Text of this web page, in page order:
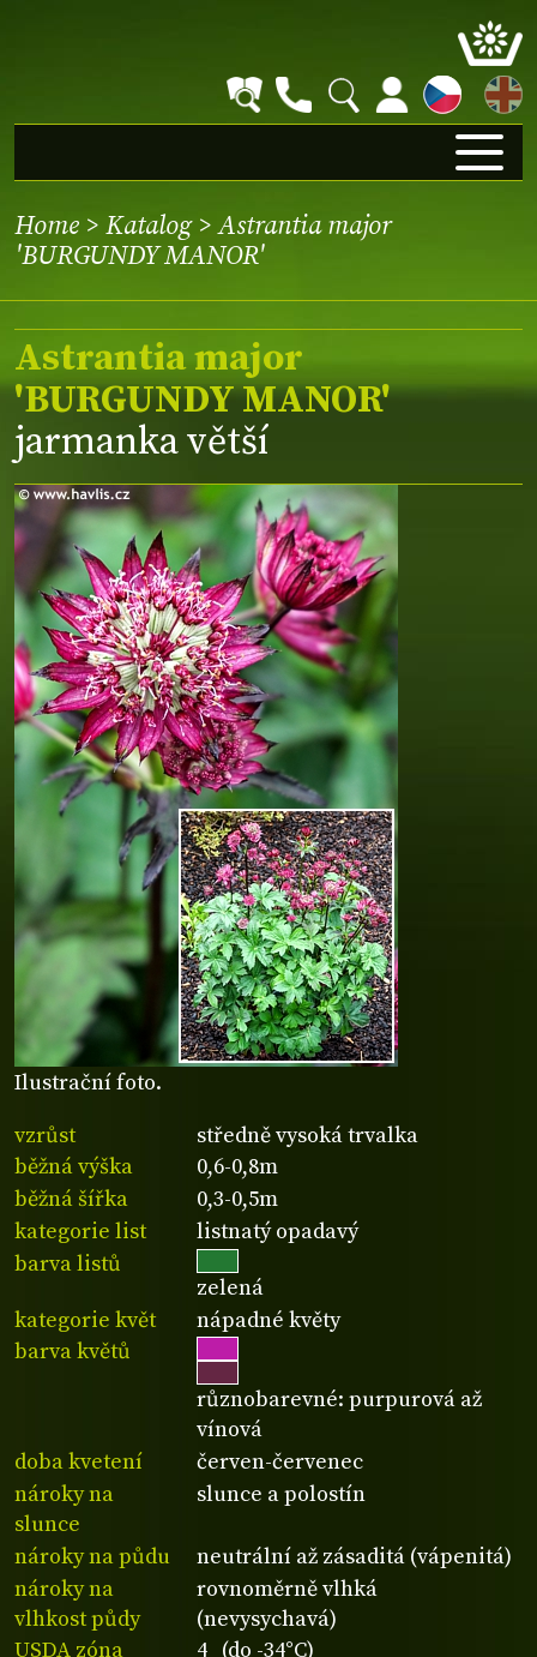
EN
Home > Katalog> Astrantia major
'BURGUNDY MANOR'
Ilustrační foto.
Astrantia major
'BURGUNDY MANOR'
jarmanka větší
vzrůst
středně vysoká trvalka
běžná výška
0,6-0,8m
běžná šířka
0,3-0,5m
kategorie list
listnatý opadavý
barva listů
zelená
kategorie květ
nápadné květy
barva květů
různobarevné: purpurová až
vínová
doba kvetení
červen-červenec
nároky na
slunce
slunce a polostín
nároky na půdu
neutrální až zásaditá (vápenitá)
nároky na
vlhkost půdy
rovnoměrně vlhká
(nevysychavá)
USDA zóna
4 (do -34°C)